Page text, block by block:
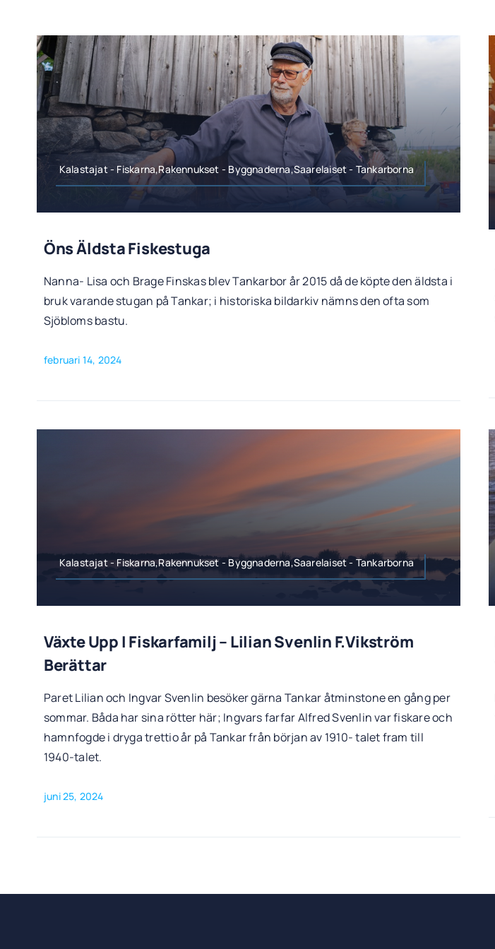
Kalastajat - Fiskarna,Rakennukset - Byggnaderna,Saarelaiset - Tankarborna
Öns Äldsta Fiskestuga
Nanna- Lisa och Brage Finskas blev Tankarbor år 2015 då de köpte den äldsta i
bruk varande stugan på Tankar; i historiska bildarkiv nämns den ofta som
Sjöbloms bastu.
februari 14, 2024
Kalastajat - Fiskarna,Rakennukset - Byggnaderna,Saarelaiset - Tankarborna
Växte Upp I Fiskarfamilj – Lilian Svenlin F.Vikström
Berättar
Paret Lilian och Ingvar Svenlin besöker gärna Tankar åtminstone en gång per
sommar. Båda har sina rötter här; Ingvars farfar Alfred Svenlin var fiskare och
hamnfogde i dryga trettio år på Tankar från början av 1910- talet fram till
1940-talet.
juni 25, 2024